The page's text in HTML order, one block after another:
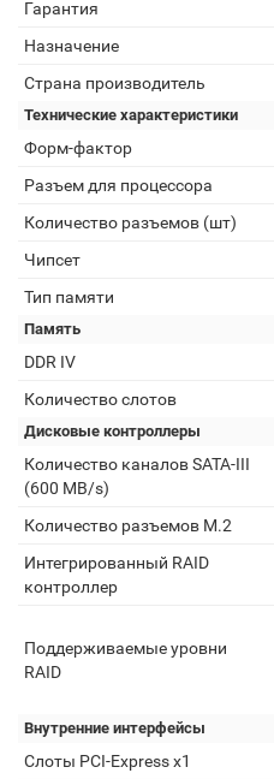
Гарантия
Назначение
Страна производитель
Технические характеристики
Форм-фактор
Разъем для процессора
Количество разъемов (шт)
Чипсет
Тип памяти
Память
DDR IV
Количество слотов
Дисковые контроллеры
Количество каналов SATA-III
(600 MB/s)
Количество разъемов M.2
Интегрированный RAID
контроллер
Поддерживаемые уровни
RAID
Внутренние интерфейсы
Слоты PCI-Express x1